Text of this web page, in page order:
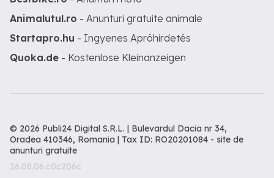
Animalutul.ro - Anunturi gratuite animale
Startapro.hu - Ingyenes Apróhirdetés
Quoka.de - Kostenlose Kleinanzeigen
© 2026 Publi24 Digital S.R.L. | Bulevardul Dacia nr 34,
Oradea 410346, Romania | Tax ID: RO20201084 - site de
anunturi gratuite
26.08.06.c0c206c